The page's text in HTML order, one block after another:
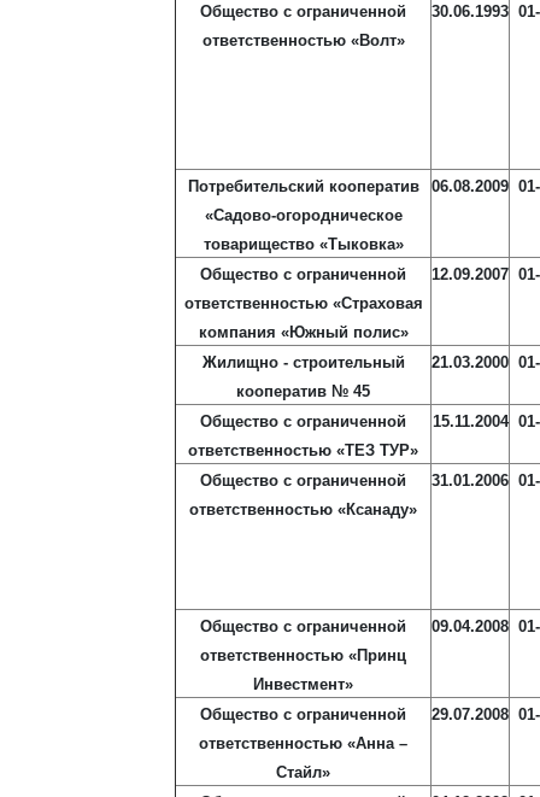
Общество с ограниченной
ответственностью «Волт»
30.06.1993
Потребительский кооператив
«Садово-огородническое
товарищество «Тыковка»
06.08.2009
Общество с ограниченной
ответственностью «Страховая
компания «Южный полис»
12.09.2007
Жилищно - строительный
кооператив № 45
21.03.2000
Общество с ограниченной
ответственностью «ТЕЗ ТУР»
15.11.2004
Общество с ограниченной
ответственностью «Ксанаду»
31.01.2006
Общество с ограниченной
ответственностью «Принц
Инвестмент»
09.04.2008
Общество с ограниченной
ответственностью «Анна –
Стайл»
29.07.2008